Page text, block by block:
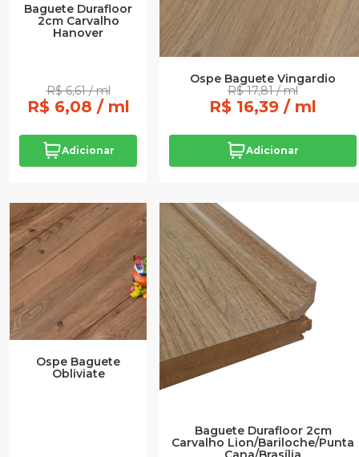
Baguete Durafloor
2cm Carvalho
Hanover
R$ 6,61 / ml
R$ 6,08 / ml
Adicionar
Ospe Baguete Vingardio
R$ 17,81 / ml
R$ 16,39 / ml
Adicionar
Ospe Baguete
Obliviate
Baguete Durafloor 2cm
Carvalho Lion/Bariloche/Punta